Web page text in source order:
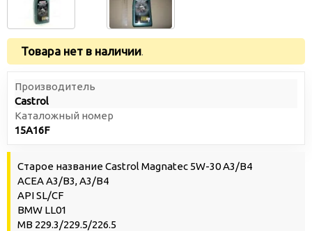
Товара нет в наличии.
Производитель
Castrol
Каталожный номер
15A16F
Старое название Castrol Magnatec 5W-30 A3/В4
ACEA A3/B3, A3/B4
API SL/CF
BMW LL01
MB 229.3/229.5/226.5